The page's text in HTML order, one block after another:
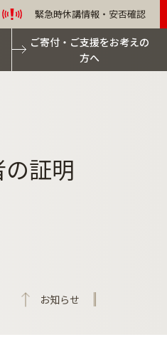
緊急時休講情報・安否確認
ご寄付・ご支援をお考えの
方へ
証明
お知らせ